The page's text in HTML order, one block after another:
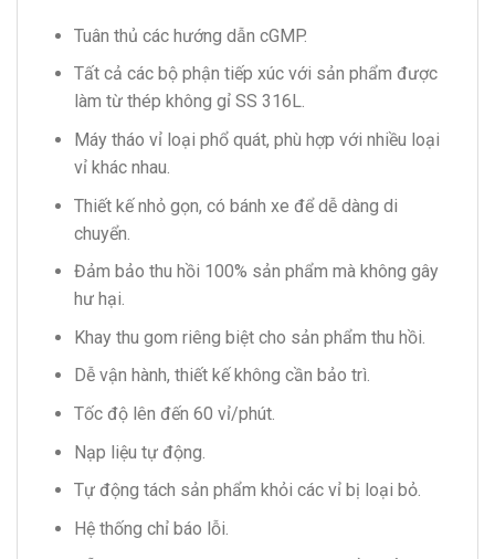
Tuân thủ các hướng dẫn cGMP.
Tất cả các bộ phận tiếp xúc với sản phẩm được
làm từ thép không gỉ SS 316L.
Máy tháo vỉ loại phổ quát, phù hợp với nhiều loại
vỉ khác nhau.
Thiết kế nhỏ gọn, có bánh xe để dễ dàng di
chuyển.
Đảm bảo thu hồi 100% sản phẩm mà không gây
hư hại.
Khay thu gom riêng biệt cho sản phẩm thu hồi.
Dễ vận hành, thiết kế không cần bảo trì.
Tốc độ lên đến 60 vỉ/phút.
Nạp liệu tự động.
Tự động tách sản phẩm khỏi các vỉ bị loại bỏ.
Hệ thống chỉ báo lỗi.